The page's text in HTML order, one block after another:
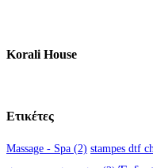
Κorali Ηouse
Ετικέτες
Massage - Spa (2) stampes dtf